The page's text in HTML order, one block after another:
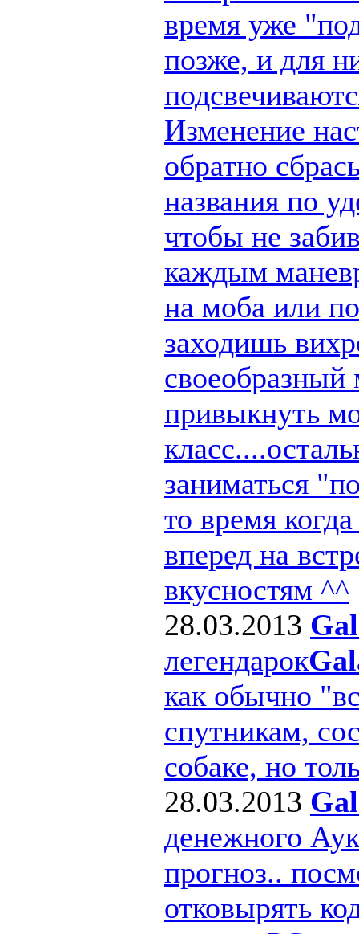
время уже
позже, и для
Изменение
обратно
названия по
чтобы не
каждым
на моба или
заходишь
своеобразный
привыкнуть
заниматься
то время
вперед на
вкусностям ^^
28.03.2013
легендарок
как обычно
спутникам,
собаке, но
28.03.2013
денежного
прогноз..
отковырять